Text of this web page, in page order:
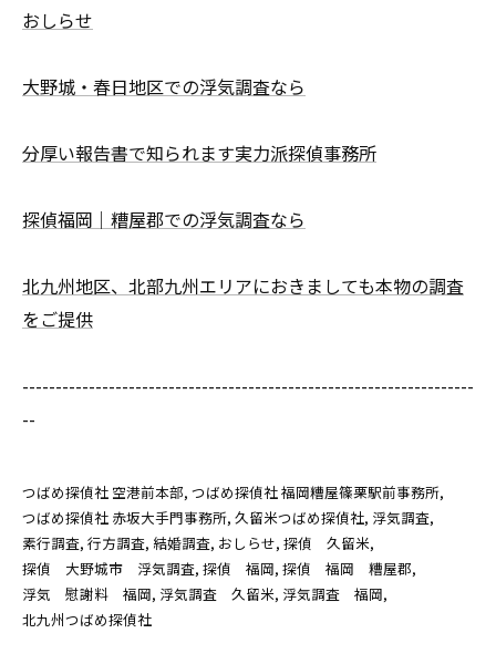
おしらせ
大野城・春日地区での浮気調査なら
分厚い報告書で知られます実力派探偵事務所
探偵福岡｜糟屋郡での浮気調査なら
北九州地区、北部九州エリアにおきましても本物の調査
をご提供
--------------------------------------------------------------------
--
つばめ探偵社 空港前本部 つばめ探偵社 福岡糟屋篠栗駅前事務所
つばめ探偵社 赤坂大手門事務所 久留米つばめ探偵社 浮気調査
素行調査 行方調査 結婚調査 おしらせ 探偵 久留米
探偵 大野城市 浮気調査 探偵 福岡 探偵 福岡 糟屋郡
浮気 慰謝料 福岡 浮気調査 久留米 浮気調査 福岡
北九州つばめ探偵社